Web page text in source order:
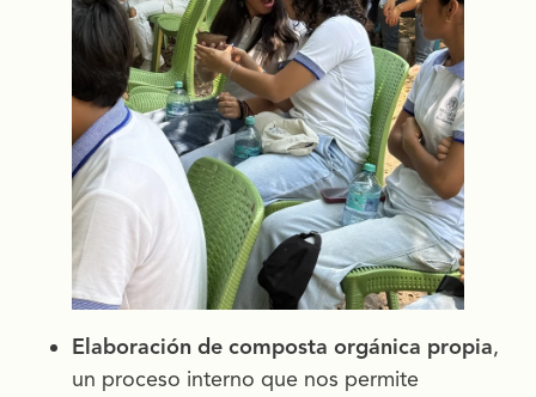
Elaboración de composta orgánica propia,
un proceso interno que nos permite